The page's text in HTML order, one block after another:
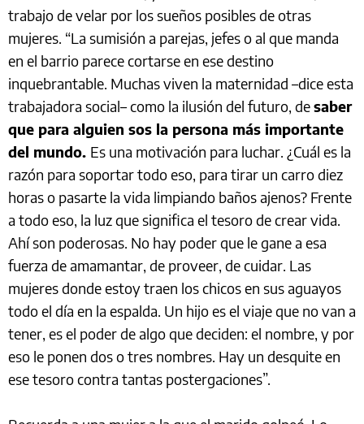
trabajo de velar por los sueños posibles de otras
mujeres. “La sumisión a parejas, jefes o al que manda
en el barrio parece cortarse en ese destino
inquebrantable. Muchas viven la maternidad –dice esta
trabajadora social– como la ilusión del futuro, desaber
que para alguien sos la persona más importante
del mundo. Es una motivación para luchar. ¿Cuál es la
razón para soportar todo eso, para tirar un carro diez
horas o pasarte la vida limpiando baños ajenos? Frente
a todo eso, la luz que significa el tesoro de crear vida.
Ahí son poderosas. No hay poder que le gane a esa
fuerza de amamantar, de proveer, de cuidar. Las
mujeres donde estoy traen los chicos en sus aguayos
todo el día en la espalda. Un hijo es el viaje que no van a
tener, es el poder de algo que deciden: el nombre, y por
eso le ponen dos o tres nombres. Hay un desquite en
ese tesoro contra tantas postergaciones”.